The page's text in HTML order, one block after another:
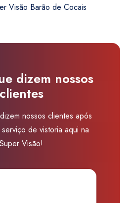
Visão Barão de Cocais
dizem nossos
clientes
nossos clientes após
de vistoria aqui na
Super Visão!
A. Martins